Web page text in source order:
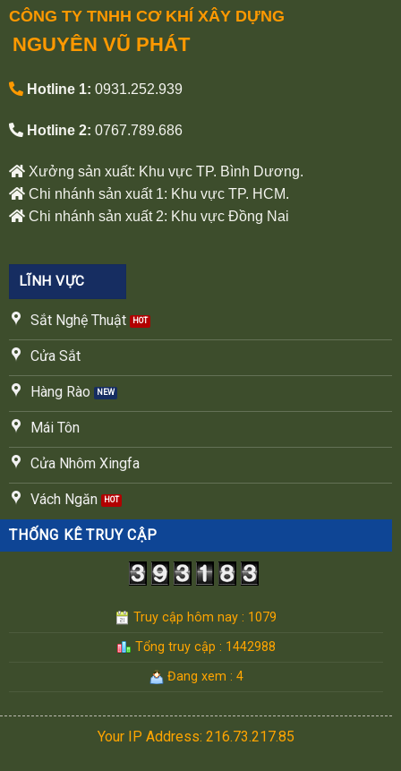
CÔNG TY TNHH CƠ KHÍ XÂY DỰNG
NGUYÊN VŨ PHÁT
Hotline 1: 0931.252.939
Hotline 2: 0767.789.686
Xưởng sản xuất: Khu vực TP. Bình Dương.
Chi nhánh sản xuất 1: Khu vực TP. HCM.
Chi nhánh sản xuất 2: Khu vực Đồng Nai
LĨNH VỰC
Sắt Nghệ Thuật
Cửa Sắt
Hàng Rào
Mái Tôn
Cửa Nhôm Xingfa
Vách Ngăn
THỐNG KÊ TRUY CẬP
Truy cập hôm nay : 1079
Tổng truy cập : 1442988
Đang xem : 4
Your IP Address: 216.73.217.85